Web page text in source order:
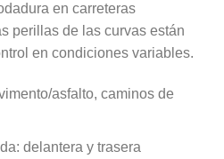
en carreteras
perillas de las curvas están
en condiciones variables.
asfalto, caminos de
delantera y trasera